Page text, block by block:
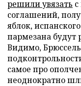
решили увязать
соглашений,
яблок,
пармезана будут
Видимо,
самое про
неоднократно